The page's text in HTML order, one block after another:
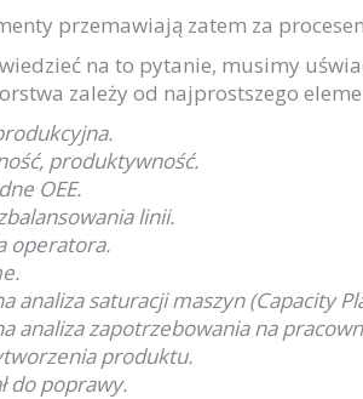
przemawiają zatem za
na to pytanie, musimy
zależy od najprostszego
produktywność.
OEE.
linii.
operatora.
.
analiza saturacji maszyn (Capacity
analiza zapotrzebowania na
produktu.
do poprawy.